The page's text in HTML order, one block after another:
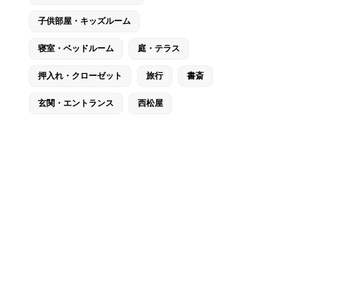
子供部屋・キッズルーム
寝室・ベッドルーム 庭・テラス
押入れ・クローゼット 旅行 書斎
玄関・エントランス 西松屋